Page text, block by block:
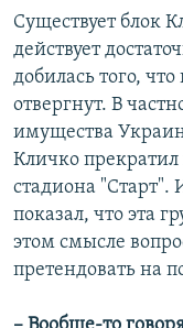
Существует блок
действует
добилась того,
отвергнут. В
имущества
Кличко
стадиона "Старт".
показал, что эта
этом смысле
претендовать на